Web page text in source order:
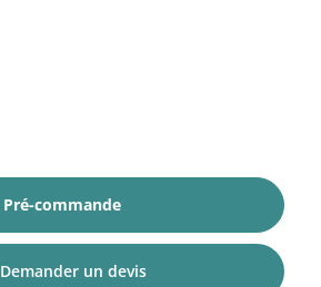
Pré-commande
Demander un devis